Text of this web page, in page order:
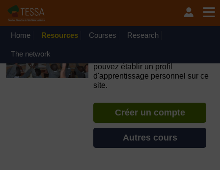
Passer au contenu principal
OpenLearn Create will be unavailable on Wednesday 12
August 2026 from 8am to 10.30am (GMT) due to routine
Home Resources Courses Research
The network
pouvez établir un profil
d'apprentissage personnel sur ce
site.
Créer un compte
Autres cours